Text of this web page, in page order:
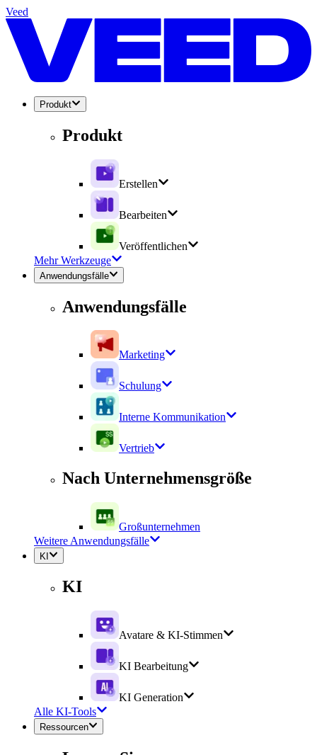
Veed
Produkt
Produkt
Erstellen
Bearbeiten
Veröffentlichen
Mehr Werkzeuge
Anwendungsfälle
Anwendungsfälle
Marketing
Schulung
Interne Kommunikation
Vertrieb
Nach Unternehmensgröße
Großunternehmen
Weitere Anwendungsfälle
KI
KI
Avatare & KI-Stimmen
KI Bearbeitung
KI Generation
Alle KI-Tools
Ressourcen